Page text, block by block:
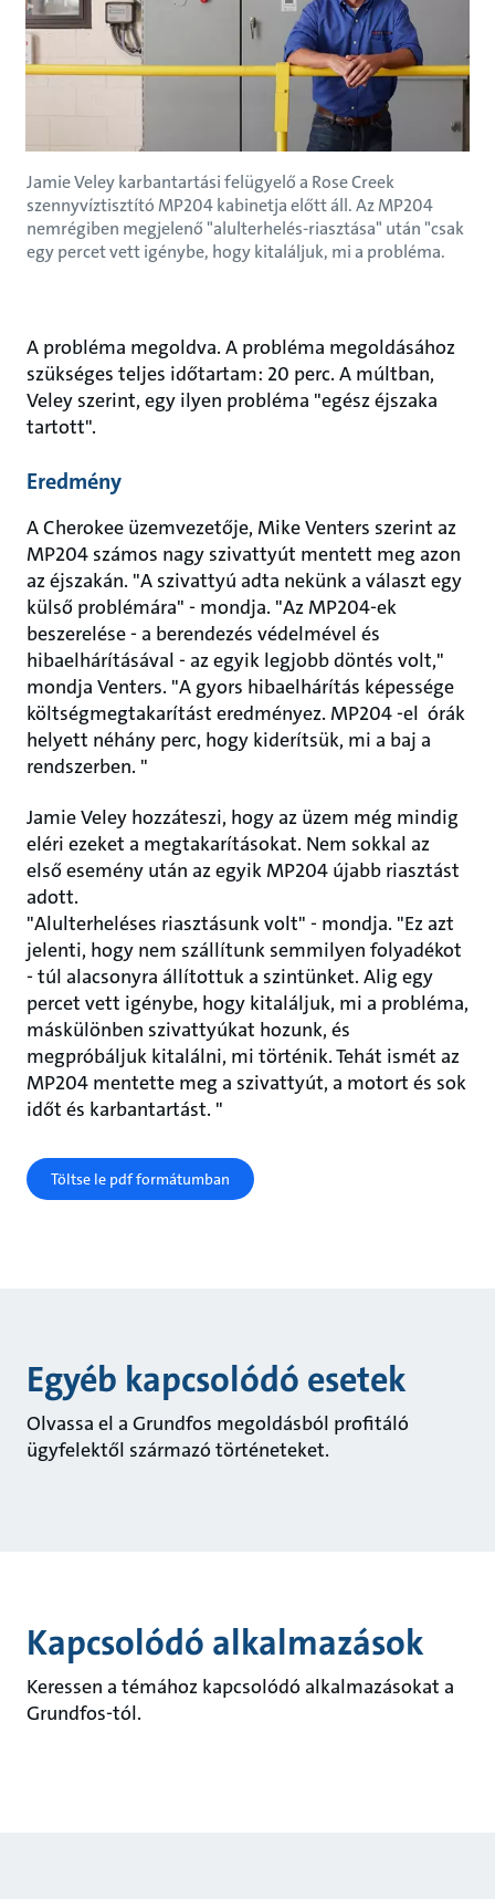
Jamie Veley karbantartási felügyelő a Rose Creek
szennyvíztisztító MP204 kabinetja előtt áll. Az MP204
nemrégiben megjelenő "alulterhelés-riasztása" után "csak
egy percet vett igénybe, hogy kitaláljuk, mi a probléma.
A probléma megoldva. A probléma megoldásához
szükséges teljes időtartam: 20 perc. A múltban,
Veley szerint, egy ilyen probléma "egész éjszaka
tartott".
Eredmény
A Cherokee üzemvezetője, Mike Venters szerint az
MP204 számos nagy szivattyút mentett meg azon
az éjszakán. "A szivattyú adta nekünk a választ egy
külső problémára" - mondja. "Az MP204-ek
beszerelése - a berendezés védelmével és
hibaelhárításával - az egyik legjobb döntés volt,"
mondja Venters. "A gyors hibaelhárítás képessége
költségmegtakarítást eredményez. MP204 -el órák
helyett néhány perc, hogy kiderítsük, mi a baj a
rendszerben. "
Jamie Veley hozzáteszi, hogy az üzem még mindig
eléri ezeket a megtakarításokat. Nem sokkal az
első esemény után az egyik MP204 újabb riasztást
adott.
"Alulterheléses riasztásunk volt" - mondja. "Ez azt
jelenti, hogy nem szállítunk semmilyen folyadékot
- túl alacsonyra állítottuk a szintünket. Alig egy
percet vett igénybe, hogy kitaláljuk, mi a probléma,
máskülönben szivattyúkat hozunk, és
megpróbáljuk kitalálni, mi történik. Tehát ismét az
MP204 mentette meg a szivattyút, a motort és sok
időt és karbantartást. "
Töltse le pdf formátumban
Egyéb kapcsolódó esetek
Olvassa el a Grundfos megoldásból profitáló
ügyfelektől származó történeteket.
Kapcsolódó alkalmazások
Keressen a témához kapcsolódó alkalmazásokat a
Grundfos-tól.